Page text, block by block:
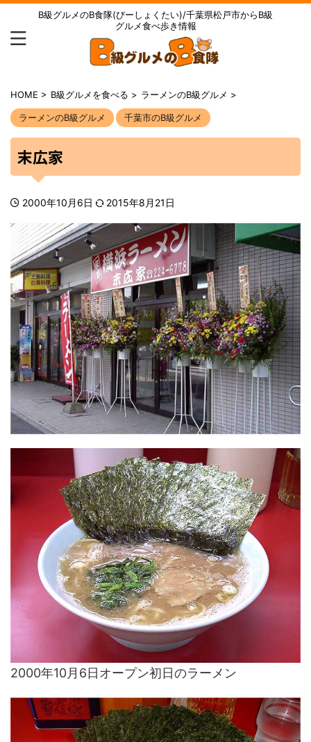
B級グルメのB食隊(びーしょくたい)/千葉県松戸市からB級
グルメ食べ歩き情報
HOME > B級グルメを食べる > ラーメンのB級グルメ >
ラーメンのB級グルメ 千葉市のB級グルメ
末広家
2000年10月6日 2015年8月21日
2000年10月6日オープン初日のラーメン